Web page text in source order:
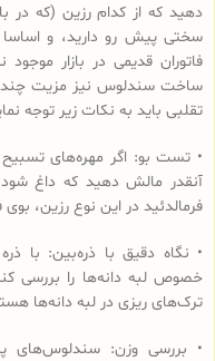
دهید که از کدام رزین (که در
سختی پیش رو دارید، و
فاتوران قدیمی در بازار
ساخت سندلوس نیز مزیت
تقلبی باید به نکات زیر توجه
آنقدر مالش دهید که داغ
فرمالدئید در این نوع رزین،
• نگاه دقیق با ذره‌بین: با
خصوص لبه دانه‌ها را بررسی
ترک‌های ریزی در لبه دانه‌ها
• بررسی وزن: سندلوس‌های